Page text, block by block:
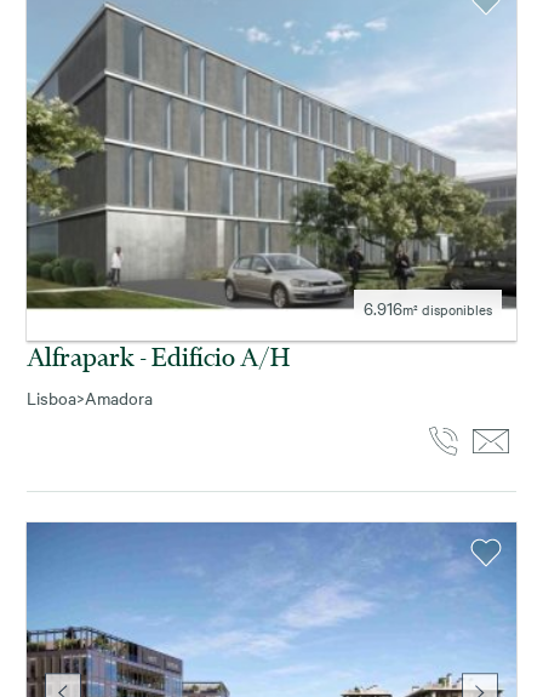
6.916m² disponibles
Alfrapark - Edifício A/h
Lisboa>Amadora